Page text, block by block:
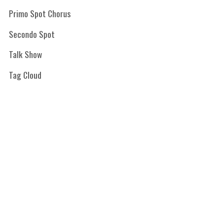
Primo Spot Chorus
Secondo Spot
Talk Show
Tag Cloud